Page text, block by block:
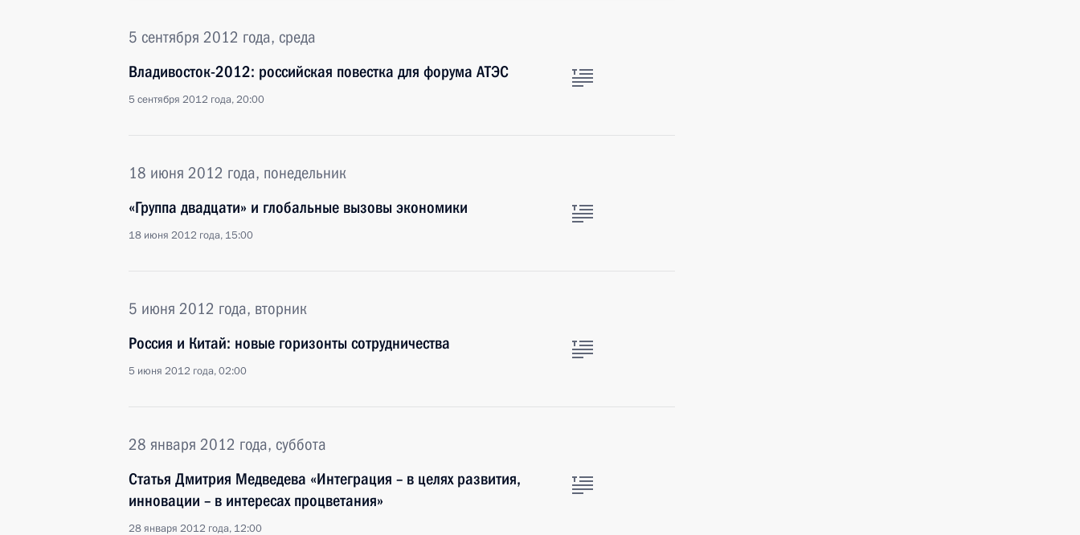
5 сентября 2012 года, среда
Владивосток-2012: российская повестка для форума АТЭС
5 сентября 2012 года, 20:00
18 июня 2012 года, понедельник
«Группа двадцати» и глобальные вызовы экономики
18 июня 2012 года, 15:00
5 июня 2012 года, вторник
Россия и Китай: новые горизонты сотрудничества
5 июня 2012 года, 02:00
28 января 2012 года, суббота
Статья Дмитрия Медведева «Интеграция – в целях развития,
инновации – в интересах процветания»
28 января 2012 года, 12:00